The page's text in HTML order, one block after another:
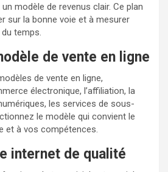
modèle de revenus clair. Ce plan
sur la bonne voie et à mesurer
temps.
de vente en ligne
de vente en ligne,
électronique, l’affiliation, la
les services de sous-
le modèle qui convient le
et à vos compétences.
internet de qualité